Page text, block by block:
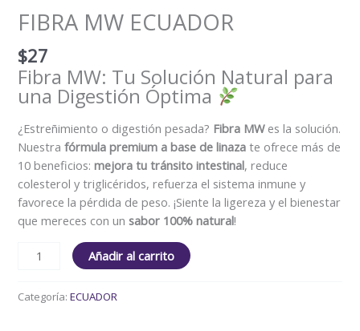
FIBRA MW ECUADOR
$27
Fibra MW: Tu Solución Natural para
una Digestión Óptima
¿Estreñimiento o digestión pesada? Fibra MWes la solución.
Nuestrafórmula premium a base de linaza te ofrece más de
10 beneficios:mejora tu tránsito intestinal, reduce
colesterol y triglicéridos, refuerza el sistema inmune y
favorece la pérdida de peso. ¡Siente la ligereza y el bienestar
que mereces con unsabor 100% natural!
Añadir al carrito
Categoría:ECUADOR